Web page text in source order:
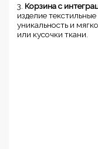
3. Корзина с
изделие
уникальность и
или кусочки ткани.